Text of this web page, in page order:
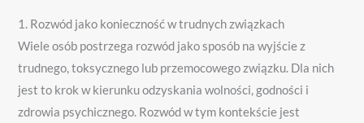
1. Rozwód jako konieczność w trudnych związkach
Wiele osób postrzega rozwód jako sposób na wyjście z
trudnego, toksycznego lub przemocowego związku. Dla nich
jest to krok w kierunku odzyskania wolności, godności i
zdrowia psychicznego. Rozwód w tym kontekście jest